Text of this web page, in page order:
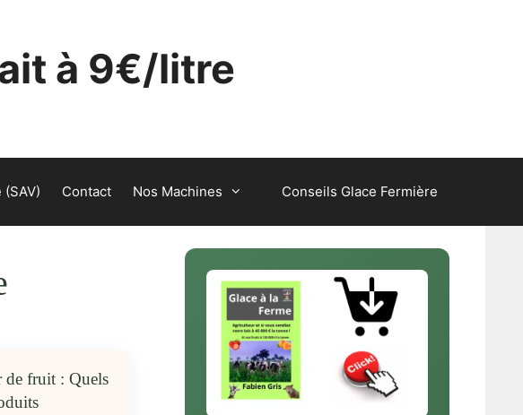
à 9€/litre
Contact Nos Machines Conseils Glace Fermière
de fruit : Quels